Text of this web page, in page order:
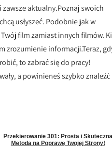
aktualny.Poznaj swoich
usłyszeć. Podobnie jak w
film zamiast innych filmów.
zrozumienie informacji.Teraz,
to zabrać się do pracy!
a powinieneś szybko znaleźć
Przekierowanie 301: Prosta i Skuteczna
Metoda na Poprawę Twojej Strony!